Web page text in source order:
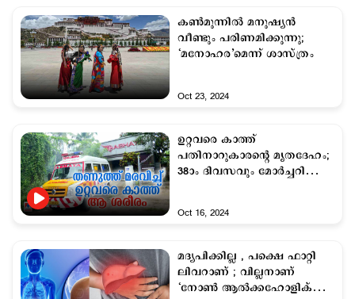
കണ്‍മുന്നില്‍ മനുഷ്യന്‍
വീണ്ടും പരിണമിക്കുന്നു;
‘മനോഹര’മെന്ന് ശാസ്ത്രം
Oct 23, 2024
ഉറ്റവരെ കാത്ത്
പതിനാറുകാരന്‍റെ മൃതദേഹം;
38ാം ദിവസവും മോര്‍ച്ചറി
Oct 16, 2024
മദ്യപിക്കില്ല , പക്ഷെ ഫാറ്റി
ലിവറാണ് ; വില്ലനാണ്
‘നോൺ ആൽക്കഹോളിക്